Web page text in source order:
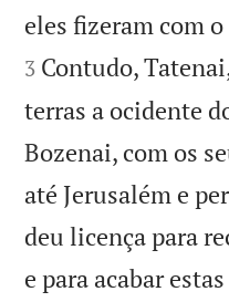
eles fizeram com
3 Contudo,
terras a ocidente
Bozenai, com os
até Jerusalém e
deu licença para
e para acabar